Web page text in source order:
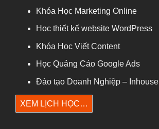
Khóa Học Marketing Online
Học thiết kế website WordPress
Khóa Học Viết Content
Học Quảng Cáo Google Ads
Đào tạo Doanh Nghiệp – Inhouse
XEM LỊCH HỌC…